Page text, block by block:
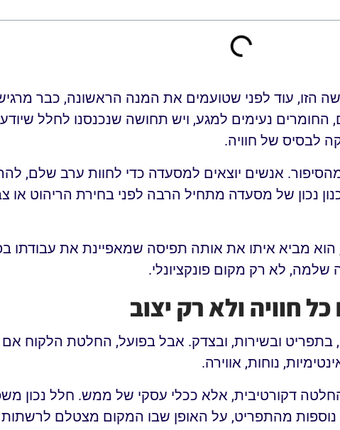
הזו, עוד לפני שטועמים את המנה הראשונה, כבר
החומרים נעימים למגע, ויש תחושה שנכנסנו לחלל
לבסיס של חוויה.
אנשים יוצאים למסעדה כדי לחוות ערב שלם,
נכון של מסעדה מתחיל הרבה לפני בחירת הריהוט או
הוא מביא איתו את אותה תפיסה שמאפיינת את עבודתו
שלמה, לא רק מקום פונקציונלי.
חוויה ולא רק יצוב
ובשירות, ובצדק. אבל בפועל, החלטת הלקוח
נוחות, אווירה.
דקורטיבית, אלא ככלי עסקי של ממש. חלל נכון
נוספות מהתפריט, על האופן שבו המקום מצטלם